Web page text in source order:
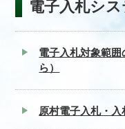
電子入札シ
電子入札対象範
ら）
原村電子入札・